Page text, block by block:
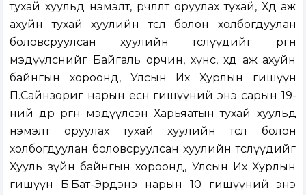
тухай хуульд нэмэлт, өөрчлөлт оруулах тухай, Хөдөө аж
ахуйн тухай хуулийн төсөл болон холбогдуулан
боловсруулсан хуулийн төслүүдийг өргөн
мэдүүлснийг Байгаль орчин, хүнс, хөдөө аж ахуйн
байнгын хороонд, Улсын Их Хурлын гишүүн
П.Сайнзориг нарын есөн гишүүний энэ сарын 19-
ний өдөр өргөн мэдүүлсэн Харьяатын тухай хуульд
нэмэлт оруулах тухай хуулийн төсөл болон
холбогдуулан боловсруулсан хуулийн төслүүдийг
Хууль зүйн байнгын хороонд, Улсын Их Хурлын
гишүүн Б.Бат-Эрдэнэ нарын 10 гишүүний энэ